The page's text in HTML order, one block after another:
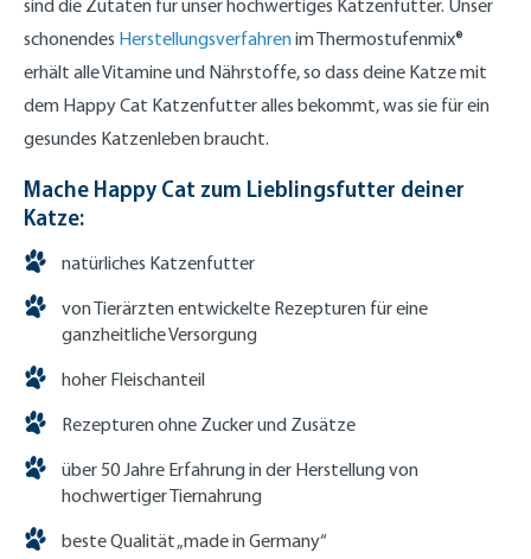
sind die Zutaten für unser hochwertiges Katzenfutter. Unser
schonendes Herstellungsverfahrenim Thermostufenmix®
erhält alle Vitamine und Nährstoffe, so dass deine Katze mit
dem Happy Cat Katzenfutter alles bekommt, was sie für ein
gesundes Katzenleben braucht.
Mache Happy Cat zum Lieblingsfutter deiner
Katze:
natürliches Katzenfutter
von Tierärzten entwickelte Rezepturen für eine
ganzheitliche Versorgung
hoher Fleischanteil
Rezepturen ohne Zucker und Zusätze
über 50 Jahre Erfahrung in der Herstellung von
hochwertiger Tiernahrung
beste Qualität „made in Germany“